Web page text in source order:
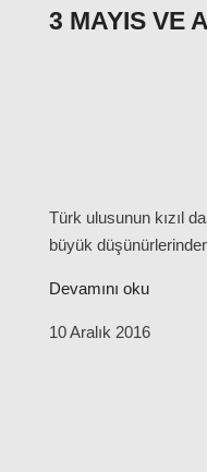
3 MAYIS VE
Türk ulusunun kızıl
büyük
Devamını oku
10 Aralık 2016